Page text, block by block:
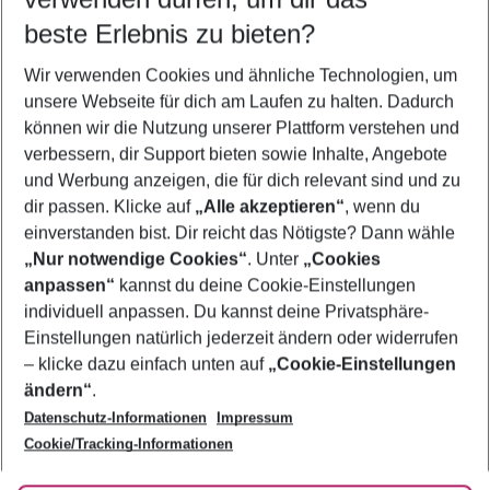
5-8 Nächte
2 Erwachsene Keine Kinder
Mehr Filter anzeigen
Footer
Footer navigation
Über uns
AGB
Bestpreisgarantie
Cookie-Einstellungen ändern
Cookie-Richtlinie
Agenturbetreuung
Barrierefreies Reisen
Folge uns
beste Erlebnis zu bieten?
Wir verwenden Cookies und ähnliche Technologien, um
unsere Webseite für dich am Laufen zu halten. Dadurch
können wir die Nutzung unserer Plattform verstehen und
verbessern, dir Support bieten sowie Inhalte, Angebote
und Werbung anzeigen, die für dich relevant sind und zu
dir passen. Klicke auf „Alle akzeptieren“, wenn du
einverstanden bist. Dir reicht das Nötigste? Dann wähle
„Nur notwendige Cookies“. Unter „Cookies
anpassen“ kannst du deine Cookie-Einstellungen
individuell anpassen. Du kannst deine Privatsphäre-
Einstellungen natürlich jederzeit ändern oder widerrufen
– klicke dazu einfach unten auf „Cookie-Einstellungen
ändern“.
Datenschutz-Informationen
Impressum
Cookie/Tracking-Informationen